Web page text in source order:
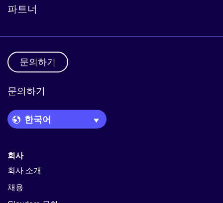
파트너
문의하기
문의하기
Language Picker
회사
회사 소개
채용